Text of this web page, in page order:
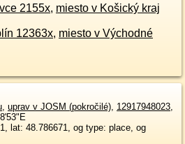
2155x, miesto v Košický kraj
12363x, miesto v Východné
, uprav v JOSM (pokročilé), 12917948023,
lat: 48.786671, og type: place, og